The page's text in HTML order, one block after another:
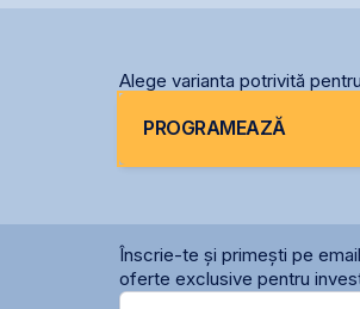
Alege varianta potrivită
PROGRAMEAZĂ
Înscrie-te și primești pe
oferte exclusive pentru